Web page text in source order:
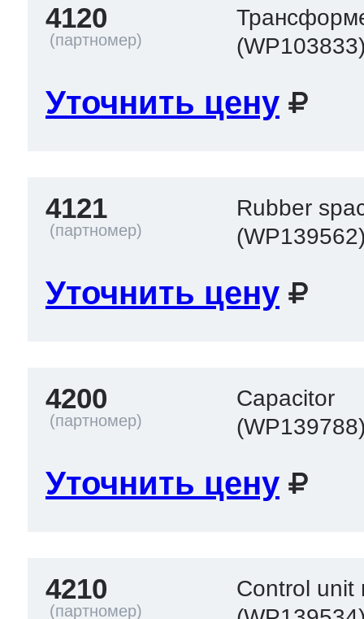
4120
Уточнить цену
4121
Rubber
Уточнить цену
4200
Capacitor
Уточнить цену
4210
Control unit